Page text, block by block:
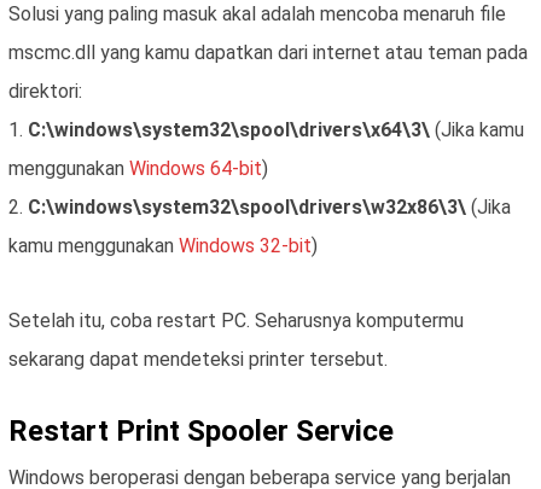
Solusi yang paling masuk akal adalah mencoba menaruh file
mscmc.dll yang kamu dapatkan dari internet atau teman pada
direktori:
1. C:\windows\system32\spool\drivers\x64\3\ (Jika kamu
menggunakan Windows 64-bit)
2. C:\windows\system32\spool\drivers\w32x86\3\ (Jika
kamu menggunakan Windows 32-bit)
Setelah itu, coba restart PC. Seharusnya komputermu
sekarang dapat mendeteksi printer tersebut.
Restart Print Spooler Service
Windows beroperasi dengan beberapa service yang berjalan